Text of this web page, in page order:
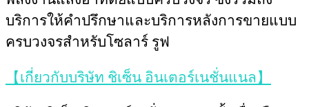
บริการให้คำปรึกษาและบริการหลังการขายแบบ
ครบวงจรสำหรับโซลาร์ รูฟ
【เกี่ยวกับบริษัท ชิเซ็น อินเตอร์เนชั่นแนล】